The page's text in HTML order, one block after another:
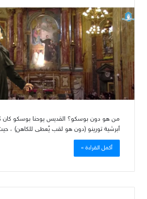
من هو دون بوسكو؟ القديس يوحنا بوسكو كان
أبرشية تورينو (دون هو لقب يُعطى للكاهن) ،
أكمل القراءة »